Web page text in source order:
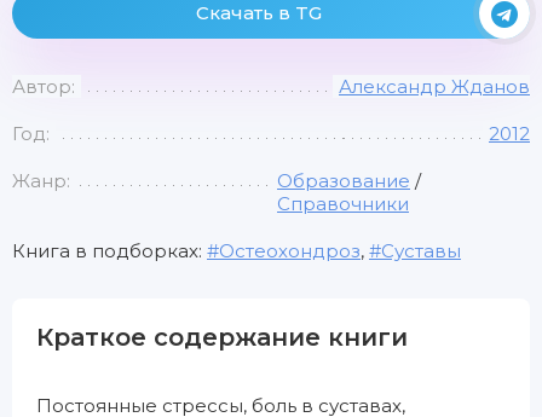
Скачать в TG
Автор: Александр Жданов
Год: 2012
Жанр: Образование /
Справочники
Книга в подборках: Остеохондроз, Суставы
Краткое содержание книги
Постоянные стрессы, боль в суставах,